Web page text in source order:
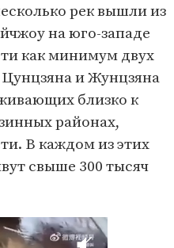
рек вышли из
на юго-западе
как минимум двух
и Жунцзяна
близко к
районах,
В каждом из этих
свыше 300 тысяч